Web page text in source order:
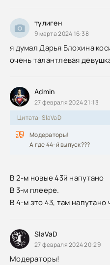
тулиген
9 марта 2024 16:38
я думал Дарья Блохина
очень талантлевая
Admin
27 февраля 2024 21:13
Цитата: SlaVaD
Модераторы!
А где 44-й выпуск???
В 2-м новые 43й напутано
В 3-м плеере.
В 4-м это 43, там напутано
SlaVaD
27 февраля 2024 20:29
Модераторы!